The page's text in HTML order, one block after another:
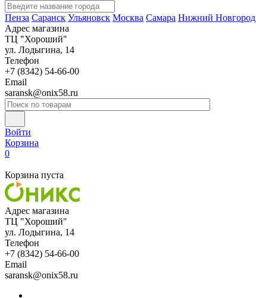
Пенза Саранск Ульяновск Москва Самара Нижний Новгород
Адрес магазина
ТЦ "Хороший"
ул. Лодыгина, 14
Телефон
+7 (8342) 54-66-00
Email
saransk@onix58.ru
Войти
Корзина
0
Корзина пуста
Адрес магазина
ТЦ "Хороший"
ул. Лодыгина, 14
Телефон
+7 (8342) 54-66-00
Email
saransk@onix58.ru